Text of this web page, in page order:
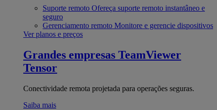
Suporte remoto Ofereça suporte remoto instantâneo e
seguro
Gerenciamento remoto Monitore e gerencie dispositivos
Ver planos e preços
Grandes empresas TeamViewer
Tensor
Conectividade remota projetada para operações seguras.
Saiba mais